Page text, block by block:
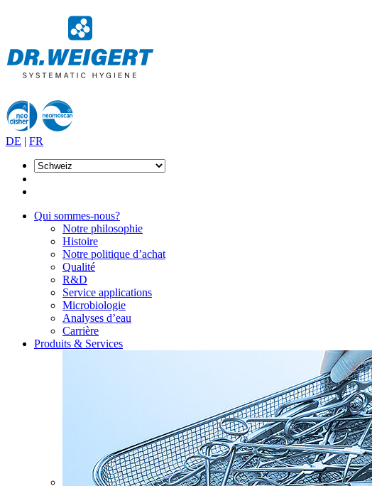
DE | FR
Qui sommes-nous?
Notre philosophie
Histoire
Notre politique d’achat
Qualité
R&D
Service applications
Microbiologie
Analyses d’eau
Carrière
Produits & Services